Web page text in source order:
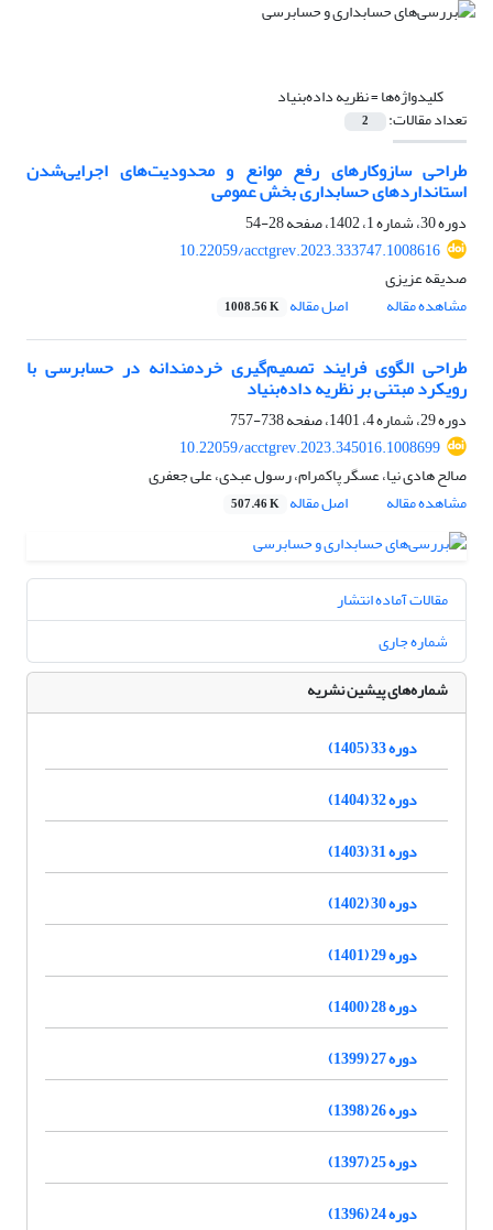
کلیدواژه‌ها =نظریه داده‌بنیاد
تعداد مقالات: 2
طراحی سازوکار‌های رفع موانع و محدودیت‌های اجرایی‌شدن
استانداردهای حسابداری بخش عمومی
دوره 30، شماره 1، 1402، صفحه
28-54
10.22059/acctgrev.2023.333747.1008616
صدیقه عزیزی
مشاهده مقاله
اصل مقاله 1008.56 K
طراحی الگوی فرایند تصمیم‌گیری خردمندانه در حسابرسی با
رویکرد مبتنی بر نظریه داده‌بنیاد
دوره 29، شماره 4، 1401، صفحه
738-757
10.22059/acctgrev.2023.345016.1008699
صالح هادی نیا، عسگر پاکمرام، رسول عبدی، علی جعفری
مشاهده مقاله
اصل مقاله 507.46 K
مقالات آماده انتشار
شماره جاری
شماره‌های پیشین نشریه
دوره 33 (1405)
دوره 32 (1404)
دوره 31 (1403)
دوره 30 (1402)
دوره 29 (1401)
دوره 28 (1400)
دوره 27 (1399)
دوره 26 (1398)
دوره 25 (1397)
دوره 24 (1396)